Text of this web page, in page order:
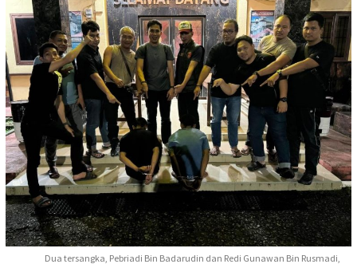
Dua tersangka, Pebriadi Bin Badarudin dan Redi Gunawan Bin Rusmadi,